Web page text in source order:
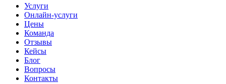
Услуги
Онлайн-услуги
Цены
Команда
Отзывы
Кейсы
Блог
Вопросы
Контакты